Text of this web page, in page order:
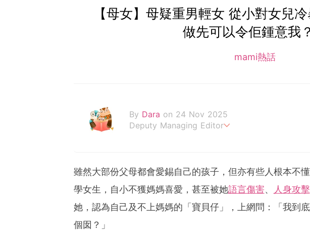
【母女】母疑重男輕女 從小對女兒
做先可以令佢鍾意我
mami熱話
By Dara on 24 Nov 2025
Deputy Managing Editor
雖然大部份父母都會愛錫自己的孩子，但亦有些人根本不
學女生，自小不獲媽媽喜愛，甚至被她語言傷害、 人身攻擊
她，認為自己及不上媽媽的「寶貝仔」，上網問：「我到
個囡？」